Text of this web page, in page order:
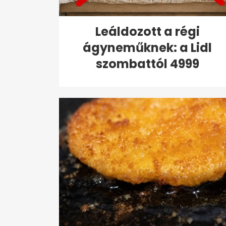
Leáldozott a régi
ágyneműknek: a Lidl
szombattól 4999